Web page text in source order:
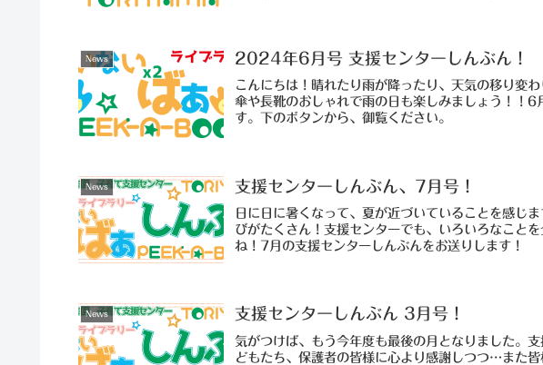
News 2024年6月号 支援センターしんぶん！
こんにちは！晴れたり雨が降ったり、天気の移り変
傘や長靴のおしゃれで雨の日も楽しみましょう！！6
す。下のボタンから、御覧ください。
News 支援センターしんぶん、7月号！
日に日に暑くなって、夏が近づいていることを感じ
びがたくさん！支援センターでも、いろいろなこと
ね！7月の支援センターしんぶんをお送りします！
News 支援センターしんぶん 3月号！
気がつけば、もう今年度も最後の月となりました。
どもたち、保護者の皆様に心より感謝しつつ…また